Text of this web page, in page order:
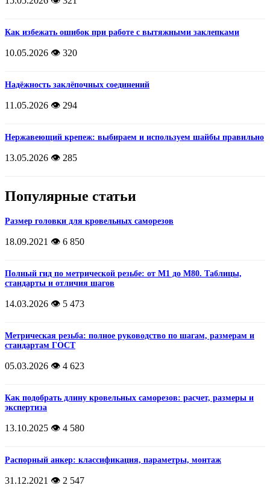
Как избежать ошибок при работе с вытяжными заклепками
10.05.2026 👁️ 320
Надёжность заклёпочных соединений
11.05.2026 👁️ 294
Нержавеющий крепеж: выбираем и используем шайбы правильно
13.05.2026 👁️ 285
Популярные статьи
Размер головки для кровельных саморезов
18.09.2021 👁️ 6 850
Полный гид по метрической резьбе: от М1 до М80. Таблицы,
стандарты и отличия шагов
14.03.2026 👁️ 5 473
Метрическая резьба: полное руководство по шагам, размерам и
стандартам ГОСТ
05.03.2026 👁️ 4 623
Как подобрать длину кровельных саморезов: расчет, размеры и
экспертиза
13.10.2025 👁️ 4 580
Распорный анкер: классификация, параметры, монтаж
31.12.2021 👁️ 2 547